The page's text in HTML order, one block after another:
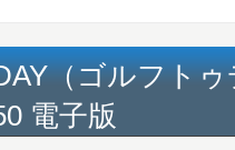
（ゴルフト
電子版